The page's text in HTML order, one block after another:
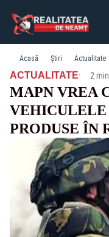
Acasă Știri Actualitate
ACTUALITATE· 2
MAPN VREA
PRODUSE ÎN